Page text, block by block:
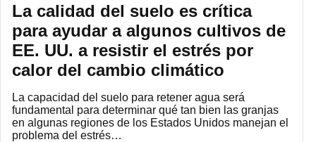
La calidad del suelo es crítica
para ayudar a algunos cultivos de
EE. UU. a resistir el estrés por
calor del cambio climático
La capacidad del suelo para retener agua será
fundamental para determinar qué tan bien las granjas
en algunas regiones de los Estados Unidos manejan el
problema del estrés…